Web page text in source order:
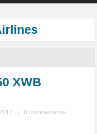
XWB
0 commentarios